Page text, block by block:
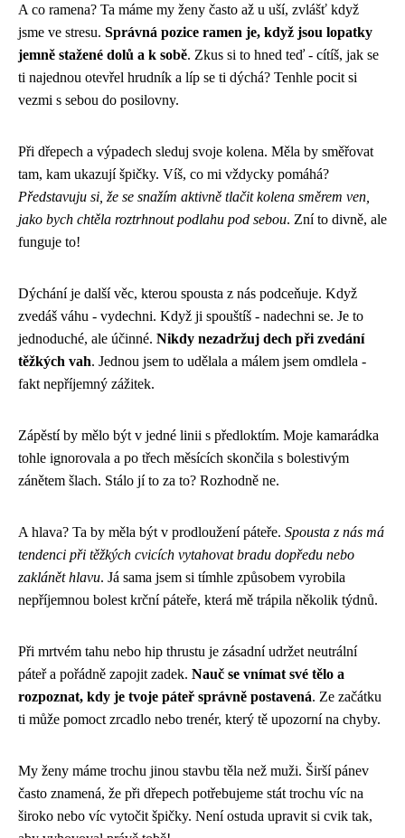
A co ramena? Ta máme my ženy často až u uší, zvlášť když
jsme ve stresu. Správná pozice ramen je, když jsou lopatky
jemně stažené dolů a k sobě. Zkus si to hned teď - cítíš, jak se
ti najednou otevřel hrudník a líp se ti dýchá? Tenhle pocit si
vezmi s sebou do posilovny.
Při dřepech a výpadech sleduj svoje kolena. Měla by směřovat
tam, kam ukazují špičky. Víš, co mi vždycky pomáhá?
Představuju si, že se snažím aktivně tlačit kolena směrem ven,
jako bych chtěla roztrhnout podlahu pod sebou. Zní to divně, ale
funguje to!
Dýchání je další věc, kterou spousta z nás podceňuje. Když
zvedáš váhu - vydechni. Když ji spouštíš - nadechni se. Je to
jednoduché, ale účinné. Nikdy nezadržuj dech při zvedání
těžkých vah. Jednou jsem to udělala a málem jsem omdlela -
fakt nepříjemný zážitek.
Zápěstí by mělo být v jedné linii s předloktím. Moje kamarádka
tohle ignorovala a po třech měsících skončila s bolestivým
zánětem šlach. Stálo jí to za to? Rozhodně ne.
A hlava? Ta by měla být v prodloužení páteře. Spousta z nás má
tendenci při těžkých cvicích vytahovat bradu dopředu nebo
zaklánět hlavu. Já sama jsem si tímhle způsobem vyrobila
nepříjemnou bolest krční páteře, která mě trápila několik týdnů.
Při mrtvém tahu nebo hip thrustu je zásadní udržet neutrální
páteř a pořádně zapojit zadek. Nauč se vnímat své tělo a
rozpoznat, kdy je tvoje páteř správně postavená. Ze začátku
ti může pomoct zrcadlo nebo trenér, který tě upozorní na chyby.
My ženy máme trochu jinou stavbu těla než muži. Širší pánev
často znamená, že při dřepech potřebujeme stát trochu víc na
široko nebo víc vytočit špičky. Není ostuda upravit si cvik tak,